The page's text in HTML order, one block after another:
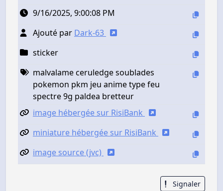
9/16/2025, 9:00:08 PM
Ajouté par Dark-63
sticker
malvalame ceruledge soublades
pokemon pkm jeu anime type feu
spectre 9g paldea bretteur
image hébergée sur RisiBank
miniature hébergée sur RisiBank
image source (jvc)
Signaler